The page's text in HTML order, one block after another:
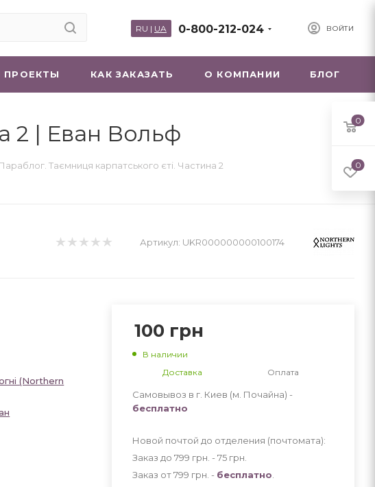
ВОЙТИ
0-800-212-024
RU | UA
ПРОЕКТЫ КАК ЗАКАЗАТЬ О КОМПАНИИ БЛОГ
2 | Еван Вольф
Таємниця карпатського єті. Частина 2
Артикул: UKR000000000100174
(Northern
100 грн
В наличии
Доставка
Оплата
Самовывоз в г. Киев (м. Почайна) -
бесплатно
Новой почтой до отделения (почтомата):
Заказ до 799 грн. - 75 грн
Заказ от 799 грн. - бесплатно
0
0